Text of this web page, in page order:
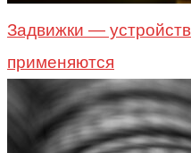
Задвижки —
применяются